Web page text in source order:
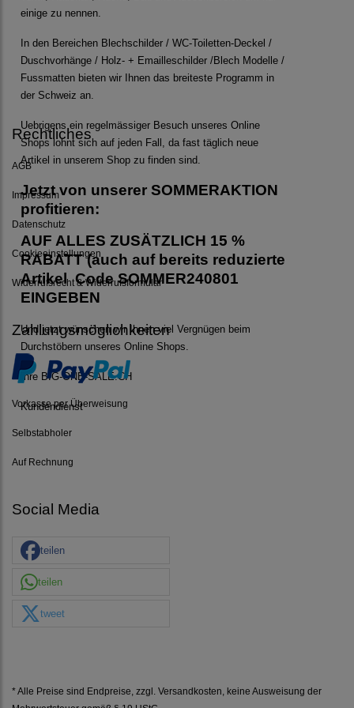
einige zu nennen.
In den Bereichen Blechschilder / WC-Toiletten-Deckel /
Duschvorhänge / Holz- + Emailleschilder /Blech Modelle /
Fussmatten bieten wir Ihnen das breiteste Programm in
der Schweiz an.
Uebrigens ein regelmässiger Besuch unseres Online
Shops lohnt sich auf jeden Fall, da fast täglich neue
Artikel in unserem Shop zu finden sind.
Jetzt von unserer SOMMERAKTION
profitieren:
AUF ALLES ZUSÄTZLICH 15 %
RABATT (auch auf bereits reduzierte
Artikel Code SOMMER240801
EINGEBEN
Und jetzt wünschen wir Ihnen viel Vergnügen beim
Durchstöbern unseres Online Shops.
Ihre BIG-ONE-SALE.CH
Kundendienst
Rechtliches
AGB
Impressum
Datenschutz
Cookieeinstellungen
Widerrufsrecht & Widerrufsformular
Zahlungsmöglichkeiten
Vorkasse per Überweisung
Selbstabholer
Auf Rechnung
Social Media
teilen
teilen
tweet
* Alle Preise sind Endpreise, zzgl. Versandkosten , keine Ausweisung der